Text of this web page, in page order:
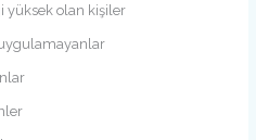
yüksek olan kişiler